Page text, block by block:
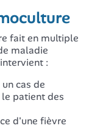
fait en multiple
maladie
:
cas de
patient des
d'une fièvre